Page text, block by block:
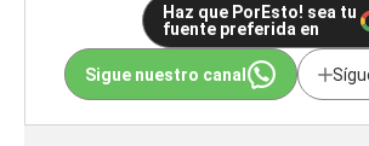
Haz que PorEsto! sea tu
fuente preferida en
Sigue nuestro canal